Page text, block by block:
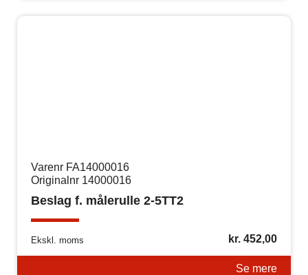
Varenr FA14000016
Originalnr 14000016
Beslag f. målerulle 2-5TT2
Ekskl. moms kr.452,00
Se mere